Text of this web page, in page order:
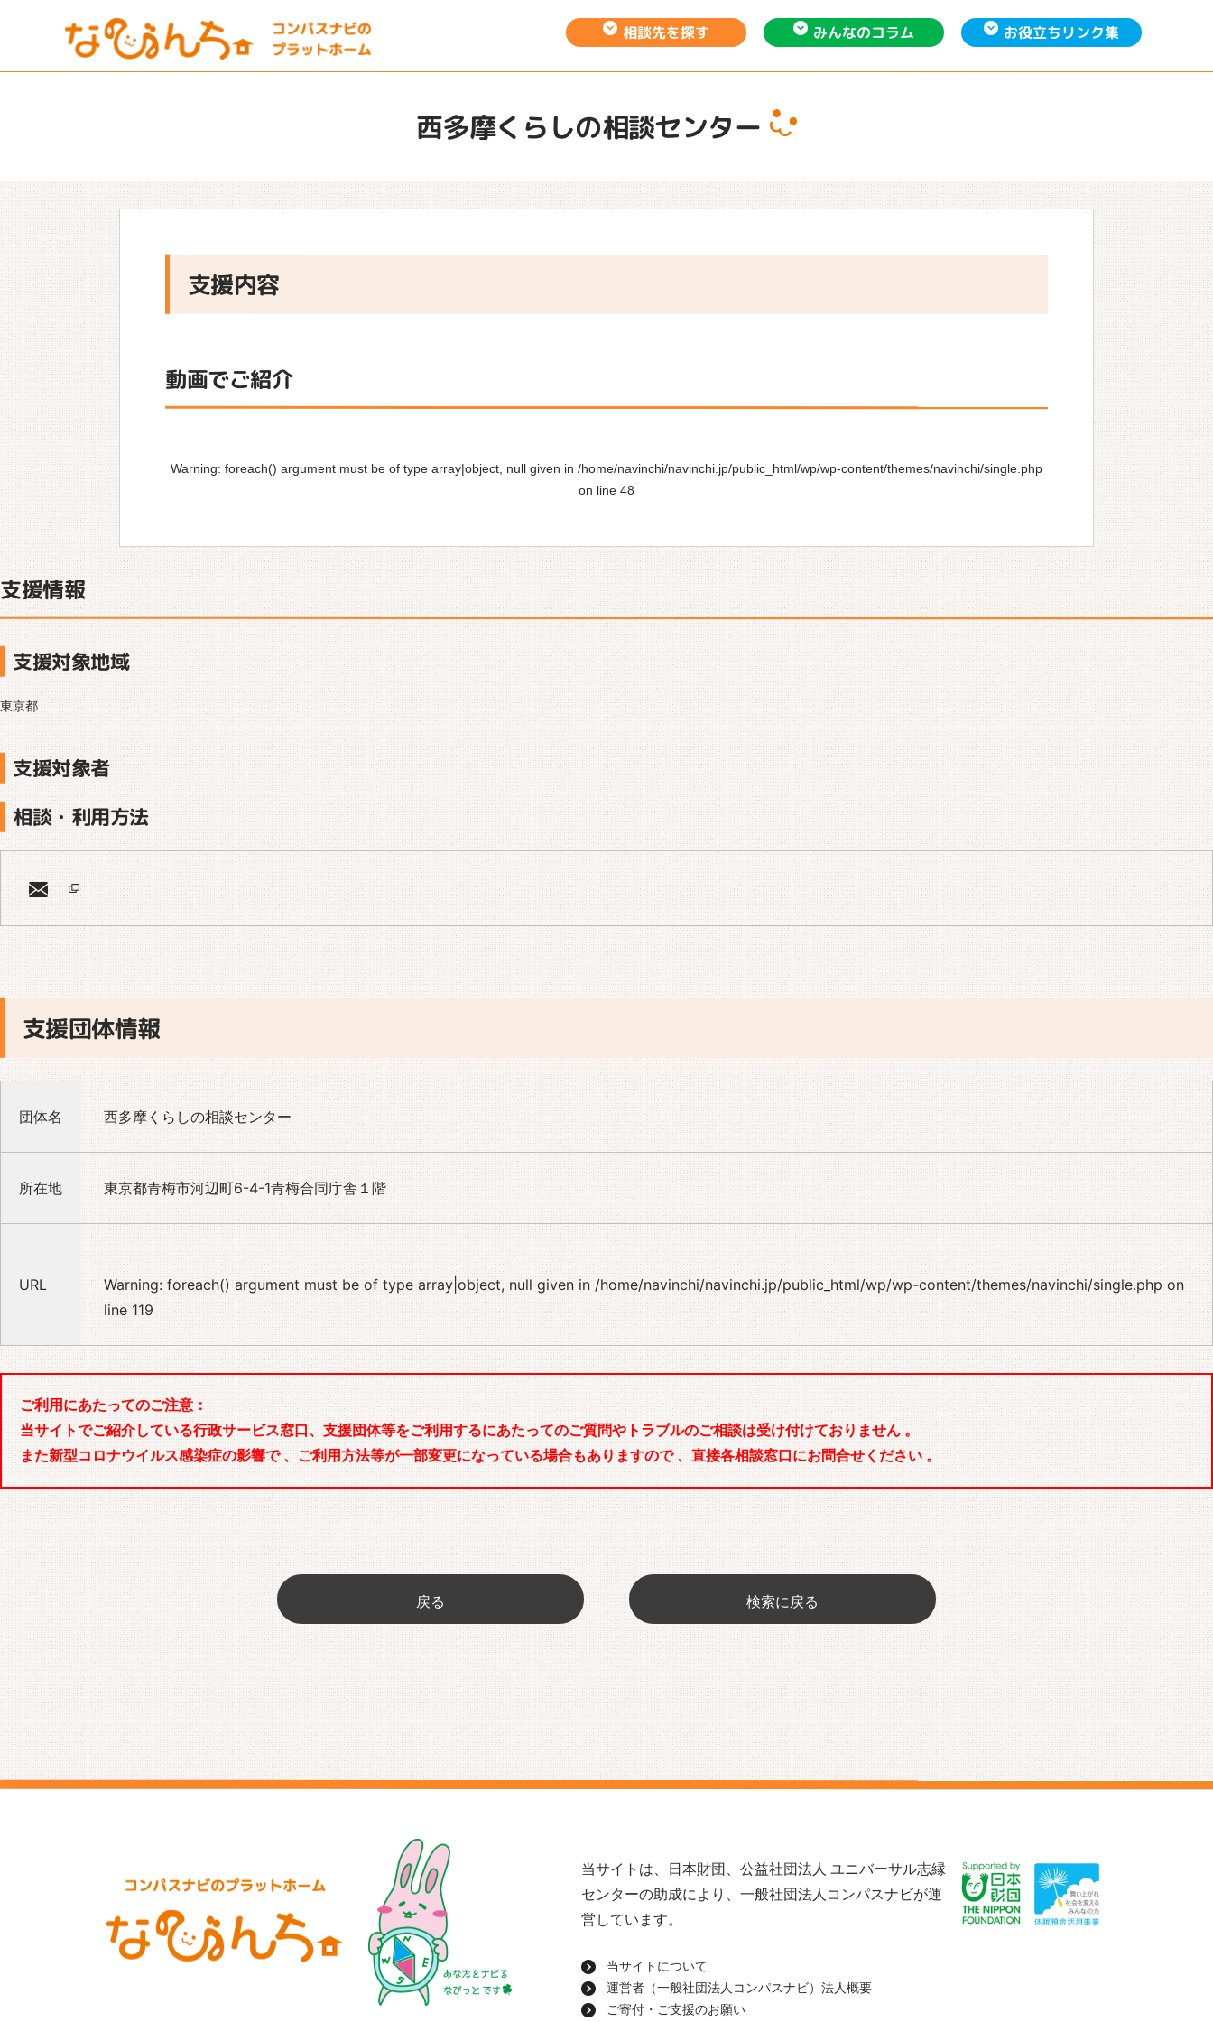
相談先を探す みんなのコラム お役立ちリンク集
西多摩くらしの相談センター
支援内容
動画でご紹介
Warning: foreach() argument must be of type array|object, null given in /home/navinchi/navinchi.jp/public_html/wp/wp-content/themes/navinchi/single.php
on line 48
支援情報
支援対象地域
東京都
支援対象者
相談・利用方法
支援団体情報
団体名 西多摩くらしの相談センター
所在地 東京都青梅市河辺町6-4-1青梅合同庁舎１階
URL Warning: foreach() argument must be of type array|object, null given in/home/navinchi/navinchi.jp/public_html/wp/wp-content/themes/navinchi/single.php on
line119
ご利用にあたってのご注意：
当サイトでご紹介している行政サービス窓口、支援団体等をご利用するにあたってのご質問やトラブルのご相談は受け付けておりません 。
また新型コロナウイルス感染症の影響で 、ご利用方法等が一部変更になっている場合もありますので 、直接各相談窓口にお問合せください 。
戻る 検索に戻る
当サイトは、日本財団、公益社団法人 ユニバーサル志縁
センターの助成により、一般社団法人コンパスナビが運
営しています。
当サイトについて
運営者（一般社団法人コンパスナビ）法人概要
ご寄付・ご支援のお願い